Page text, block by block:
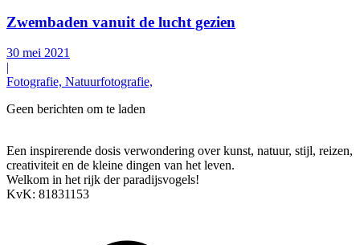
Zwembaden vanuit de lucht gezien
30 mei 2021
|
Fotografie, Natuurfotografie,
Geen berichten om te laden
Een inspirerende dosis verwondering over kunst, natuur, stijl, reizen,
creativiteit en de kleine dingen van het leven.
Welkom in het rijk der paradijsvogels!
KvK: 81831153